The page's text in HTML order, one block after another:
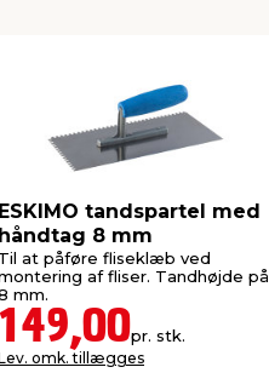
ESKIMO tandspartel med
håndtag 8 mm
Til at påføre fliseklæb ved
af fliser. Tandhøjde på
mm.
149,00pr. stk.
omk. tillægges